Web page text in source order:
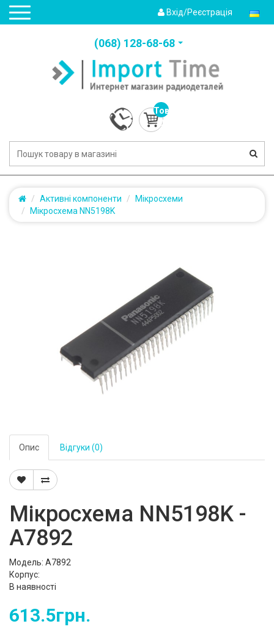
Вхід/Реєстрація
(‎068) 128-68-68
Товарів:
0
(0.0грн.)
Активні компоненти
Мікросхеми
Мікросхема NN5198K
Опис Відгуки (0)
Мікросхема NN5198K -
A7892
Модель: A7892
Корпус:
В наявності
613.5грн.